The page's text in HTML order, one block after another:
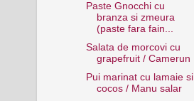
Paste Gnocchi cu
branza si zmeura
(paste fara fain...
Salata de morcovi cu
grapefruit / Camerun
Pui marinat cu lamaie si
cocos / Manu salar